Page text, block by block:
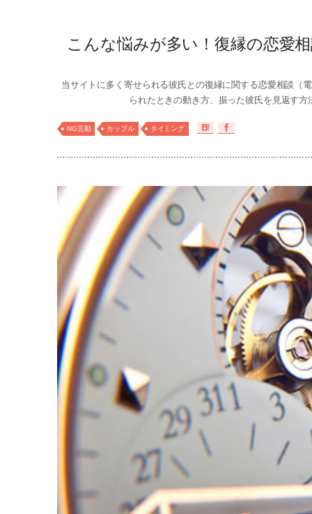
こんな悩みが多い！復縁の恋愛
当サイトに多く寄せられる彼氏との復縁に関する恋愛相談（
られたときの動き方、振った彼氏を見返す
NG言動 カップル タイミング